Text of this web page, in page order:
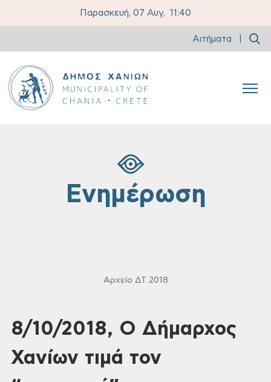
Παρασκευή, 07 Αυγ, 11:40
Αιτήματα
Ενημέρωση
Αρχείο ΔΤ 2018
8/10/2018, Ο Δήμαρχος
Χανίων τιμά τον